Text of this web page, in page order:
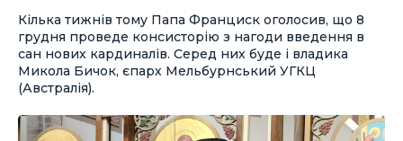
Кілька тижнів тому Папа Франциск оголосив, що 8
грудня проведе консисторію з нагоди введення в
сан нових кардиналів. Серед них буде і владика
Микола Бичок, єпарх Мельбурнський УГКЦ
(Австралія).